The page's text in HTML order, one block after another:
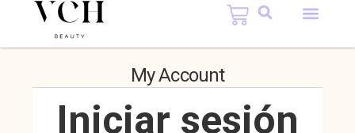
My Account
Iniciar sesión